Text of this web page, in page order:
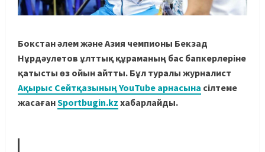
Бокстан әлем және Азия чемпионы Бекзад
Нұрдәулетов ұлттық құраманың бас бапкерлеріне
қатысты өз ойын айтты. Бұл туралы журналист
Ақырыс Сейтқазының YouTube арнасына сілтеме
жасағанSportbugin.kz хабарлайды.